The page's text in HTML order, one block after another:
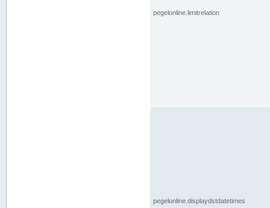
pegelonline.limitrelation
pegelonline.displaydstdatetimes